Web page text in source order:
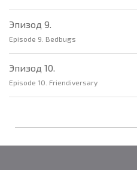
Эпизод 9.
Episode 9. Bedbugs
Эпизод 10.
Episode 10. Friendiversary